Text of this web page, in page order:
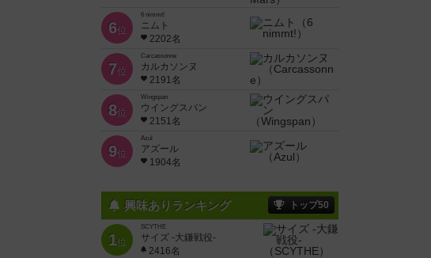
6位
6 nimmt!
ニムト
2202名
7位
Carcassonne
カルカソンヌ
2191名
8位
Wingspan
ウイングスパン
2151名
9位
Azul
アズール
1904名
興味ありランキング トップ50
1位
SCYTHE
サイズ -大鎌戦役-
2416名